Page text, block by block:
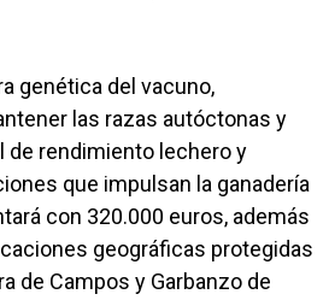
genética del vacuno,
las razas autóctonas y
de rendimiento lechero y
que impulsan la ganadería
con 320.000 euros, además
geográficas protegidas
de Campos y Garbanzo de